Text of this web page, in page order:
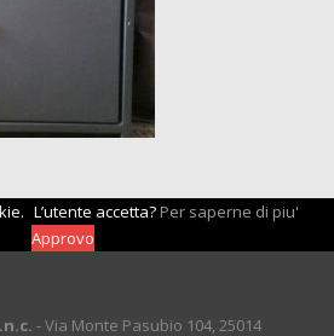
L’utente accetta? Per saperne di piu'
Approvo
- Via Monte Pasubio 104, 25014